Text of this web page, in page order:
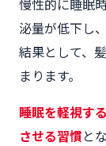
慢性的に睡眠
泌量が低下し
結果として、
まります。
睡眠を軽視す
させる習慣と